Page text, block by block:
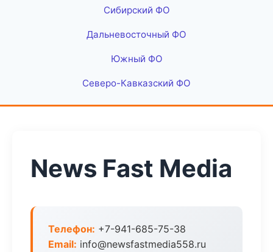
Сибирский ФО
Дальневосточный ФО
Южный ФО
Северо-Кавказский ФО
News Fast Media
Телефон: +7-941-685-75-38
Email: info@newsfastmedia558.ru